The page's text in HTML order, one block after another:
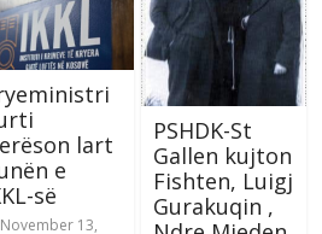
lart
e
së
November 13,
PSHDK-St
Gallen kujton
Fishten, Luigj
Gurakuqin ,